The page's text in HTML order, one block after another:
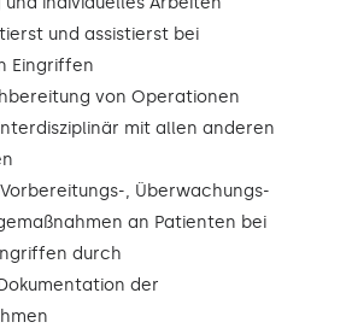
und assistierst bei
Eingriffen
von Operationen
mit allen anderen
, Überwachungs-
an Patienten bei
durch
der